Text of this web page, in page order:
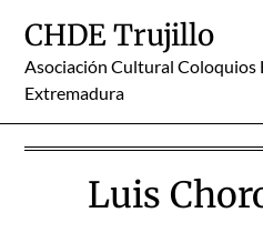
content
CHDE Trujillo
Asociación Cultural Coloquios
Extremadura
Luis